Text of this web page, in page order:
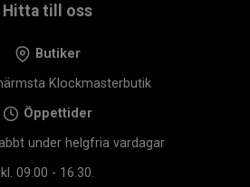
Hitta till oss
Butiker
Klockmasterbutik
Öppettider
under helgfria vardagar
kl. 09.00 - 16.30.